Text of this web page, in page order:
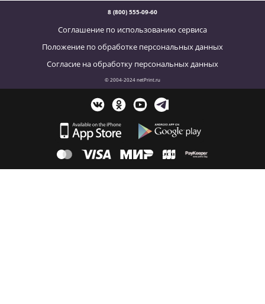
8 (800) 555-09-60
Соглашение по использованию сервиса
Положение по обработке персональных данных
Согласие на обработку персональных данных
© 2004-2024 netPrint.ru